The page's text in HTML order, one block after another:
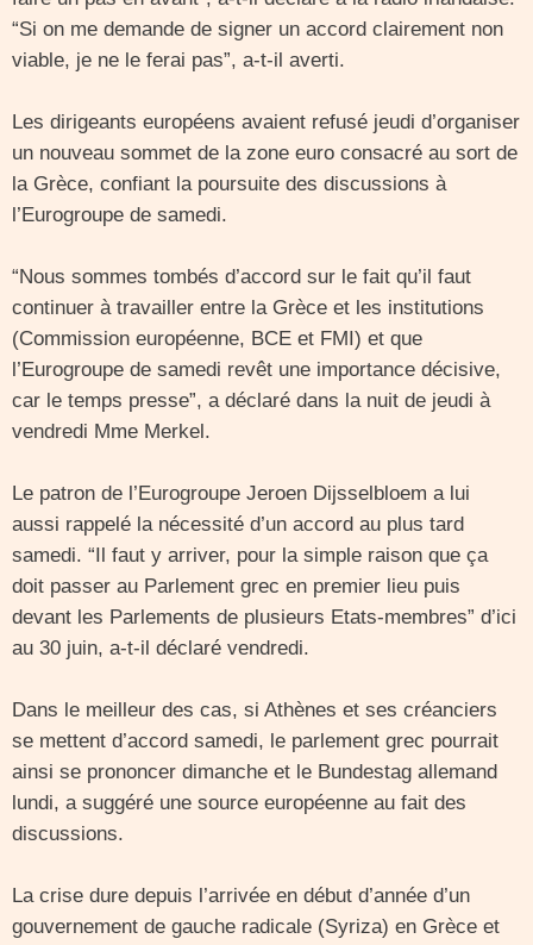
“Si on me demande de signer un accord clairement non
viable, je ne le ferai pas”, a-t-il averti.
Les dirigeants européens avaient refusé jeudi d’organiser
un nouveau sommet de la zone euro consacré au sort de
la Grèce, confiant la poursuite des discussions à
l’Eurogroupe de samedi.
“Nous sommes tombés d’accord sur le fait qu’il faut
continuer à travailler entre la Grèce et les institutions
(Commission européenne, BCE et FMI) et que
l’Eurogroupe de samedi revêt une importance décisive,
car le temps presse”, a déclaré dans la nuit de jeudi à
vendredi Mme Merkel.
Le patron de l’Eurogroupe Jeroen Dijsselbloem a lui
aussi rappelé la nécessité d’un accord au plus tard
samedi. “Il faut y arriver, pour la simple raison que ça
doit passer au Parlement grec en premier lieu puis
devant les Parlements de plusieurs Etats-membres” d’ici
au 30 juin, a-t-il déclaré vendredi.
Dans le meilleur des cas, si Athènes et ses créanciers
se mettent d’accord samedi, le parlement grec pourrait
ainsi se prononcer dimanche et le Bundestag allemand
lundi, a suggéré une source européenne au fait des
discussions.
La crise dure depuis l’arrivée en début d’année d’un
gouvernement de gauche radicale (Syriza) en Grèce et